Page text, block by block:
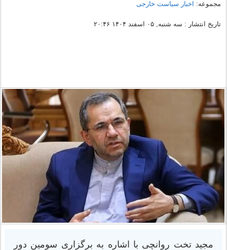
مجموعه: اخبار سیاست خارجی
تاریخ انتشار : سه شنبه, ۰۵ اسفند ۱۴۰۴ ۲۰:۴۶
مجید تخت روانچی با اشاره به برگزاری سومین دور